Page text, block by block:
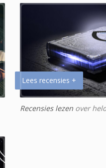
Lees recensies +
Recensies lezen over